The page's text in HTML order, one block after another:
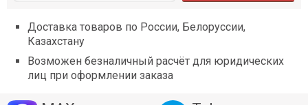
Доставка товаров по России, Белоруссии,
Казахстану
Возможен безналичный расчёт для юридических
лиц при оформлении заказа